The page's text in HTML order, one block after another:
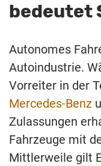
bedeutet
Autonomes
Autoindustrie.
Vorreiter in der
Mercedes-Benz
Zulassungen
Fahrzeuge mit
Mittlerweile gilt